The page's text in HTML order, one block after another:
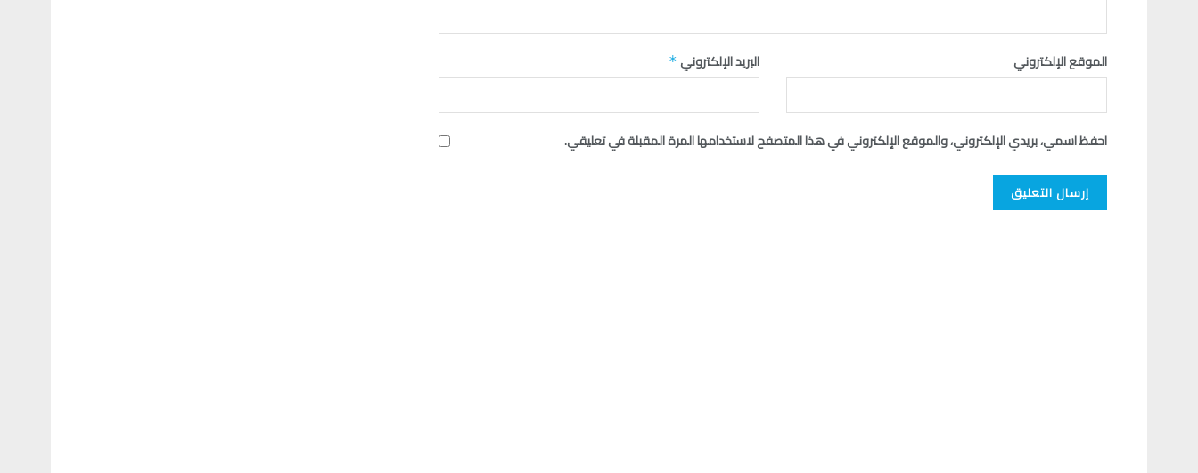
البريد الإلكتروني * الموقع الإلكتروني
احفظ اسمي، بريدي الإلكتروني، والموقع الإلكتروني في هذا المتصفح لاستخدامها المرة المقبلة في تعليقي.